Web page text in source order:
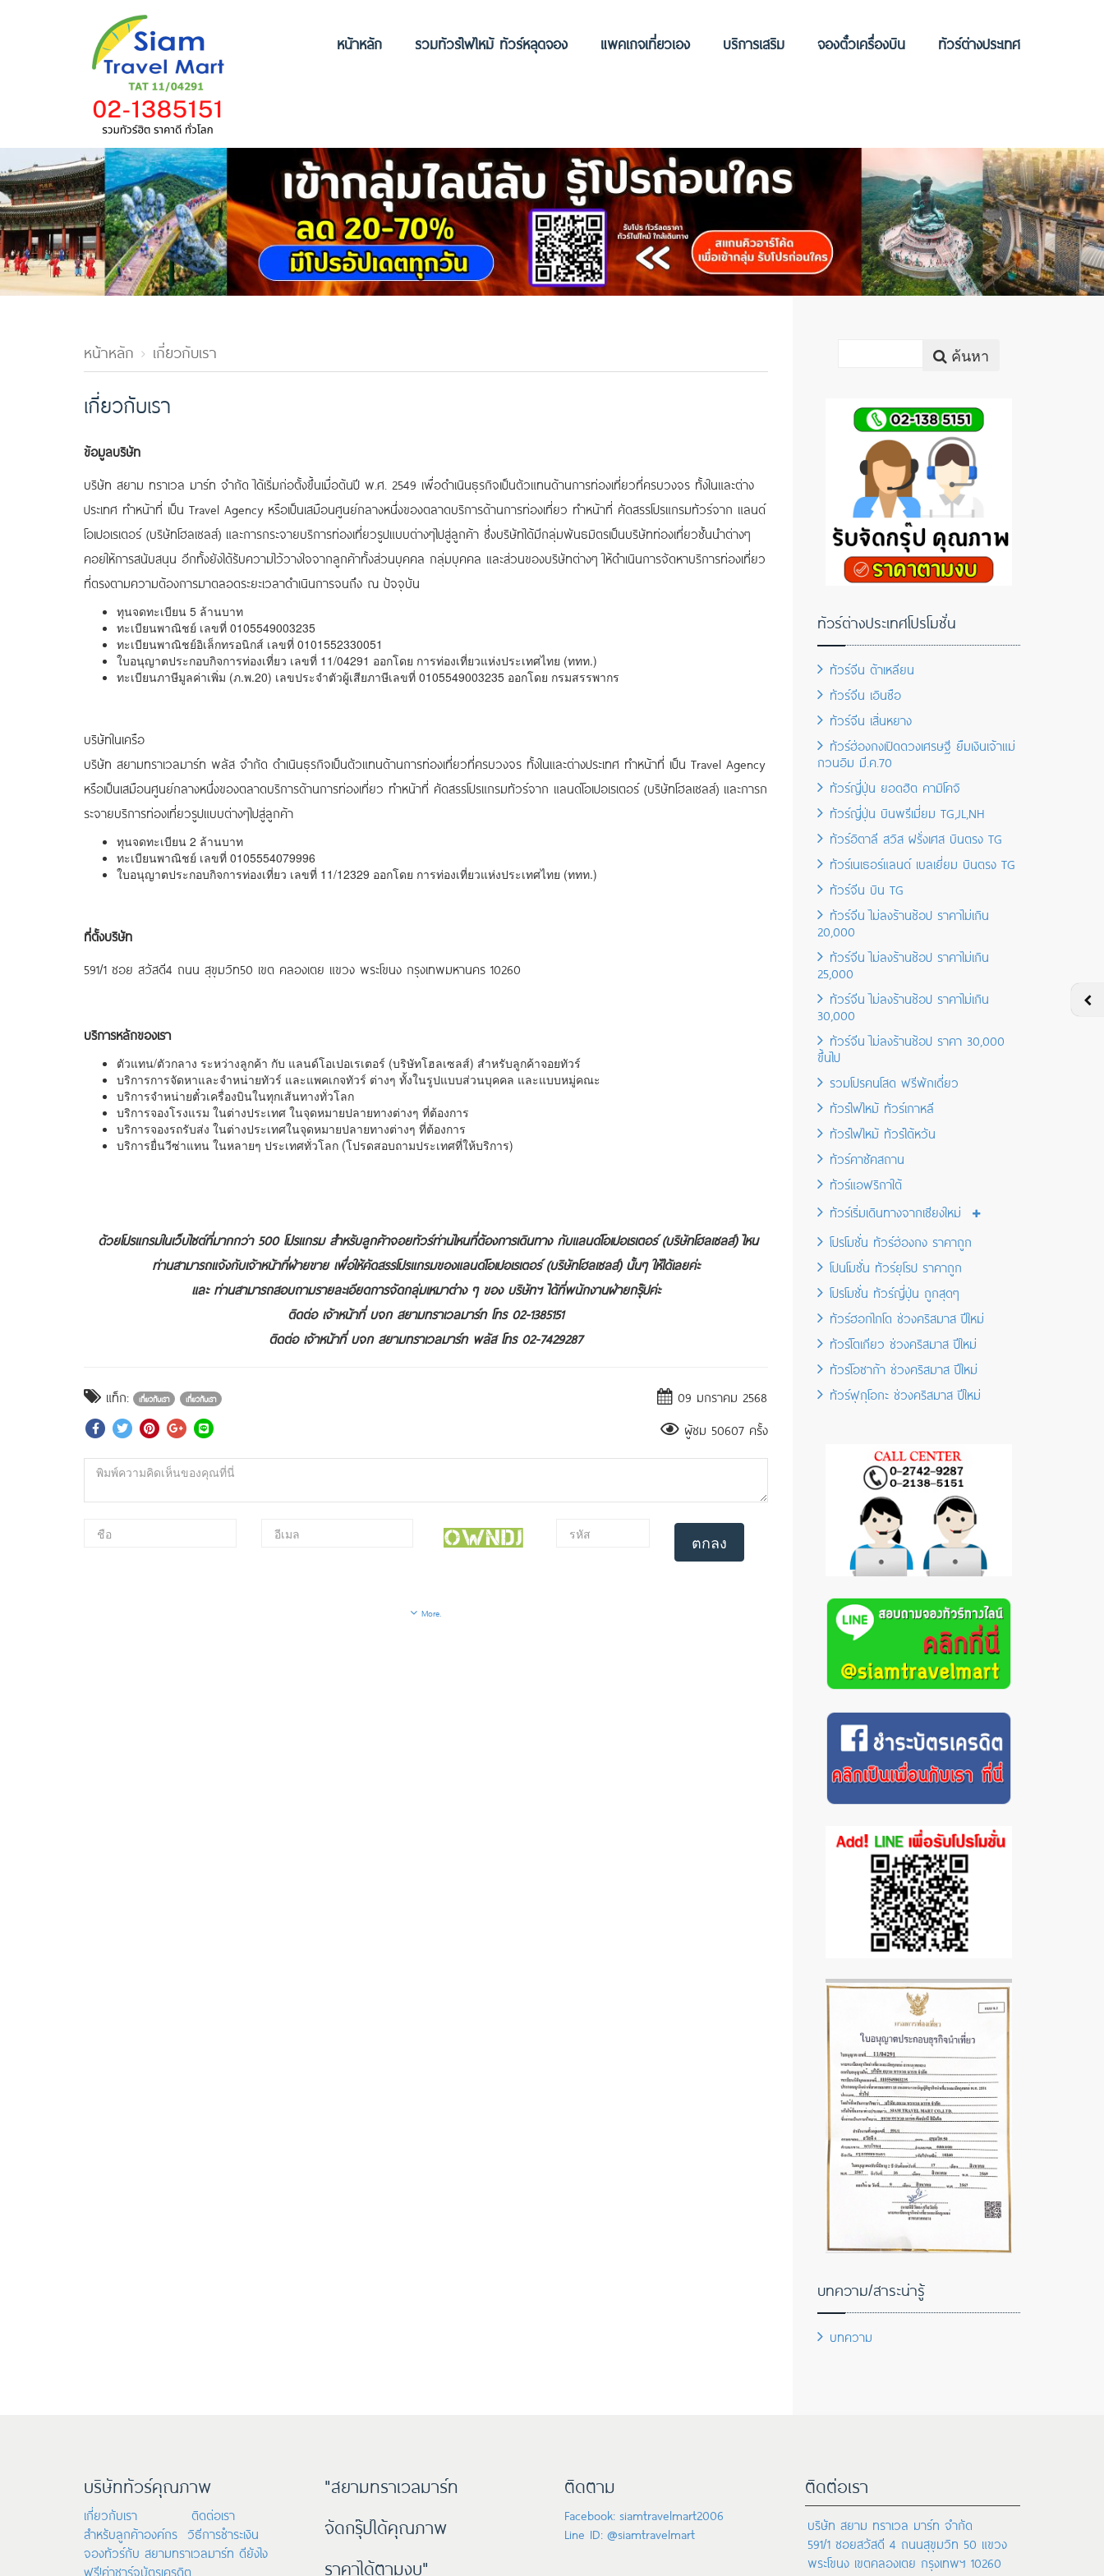
หน้าหลัก รวมทัวร์ไฟไหม้ ทัวร์หลุดจอง แพคเกจเที่ยวเอง บริการเสริม จองตั๋วเครื่องบิน ทัวร์ต่างประเทศ
หน้าหลัก เกี่ยวกับเรา
เกี่ยวกับเรา
ข้อมูลบริษัท
บริษัท สยาม ทราเวล มาร์ท จำกัด ได้เริ่มก่อตั้งขึ้นเมื่อต้นปี พ.ศ. 2549 เพื่อดำเนินธุรกิจเป็นตัวแทนด้านการท่องเที่ยวที่ครบวงจร ทั้งในและต่าง
ประเทศ ทำหน้าที่ เป็น Travel Agency หรือเป็นเสมือนศูนย์กลางหนึ่งของตลาดบริการด้านการท่องเที่ยว ทำหน้าที่ คัดสรรโปรแกรมทัวร์จาก แลนด์
โอเปอเรเตอร์ (บริษัทโฮลเซลส์) และการกระจายบริการท่องเที่ยวรูปแบบต่างๆไปสู่ลูกค้า ซึ่งบริษัทได้มีกลุ่มพันธมิตรเป็นบริษัทท่องเที่ยวชั้นนำต่างๆ
คอยให้การสนับสนุน อีกทั้งยังได้รับความไว้วางใจจากลูกค้าทั้งส่วนบุคคล กลุ่มบุคคล และส่วนของบริษัทต่างๆ ให้ดำเนินการจัดหาบริการท่องเที่ยว
ที่ตรงตามความต้องการมาตลอดระยะเวลาดำเนินการจนถึง ณ ปัจจุบัน
ทุนจดทะเบียน 5 ล้านบาท
ทะเบียนพาณิชย์ เลขที่ 0105549003235
ทะเบียนพาณิชย์อิเล็กทรอนิกส์ เลขที่ 0101552330051
ใบอนุญาตประกอบกิจการท่องเที่ยว เลขที่ 11/04291 ออกโดย การท่องเที่ยวแห่งประเทศไทย (ททท.)
ทะเบียนภาษีมูลค่าเพิ่ม (ภ.พ.20) เลขประจำตัวผู้เสียภาษีเลขที่ 0105549003235 ออกโดย กรมสรรพากร
บริษัทในเครือ
บริษัท สยามทราเวลมาร์ท พลัส จำกัด ดำเนินธุรกิจเป็นตัวแทนด้านการท่องเที่ยวที่ครบวงจร ทั้งในและต่างประเทศ ทำหน้าที่ เป็น Travel Agency
หรือเป็นเสมือนศูนย์กลางหนึ่งของตลาดบริการด้านการท่องเที่ยว ทำหน้าที่ คัดสรรโปรแกรมทัวร์จาก แลนด์โอเปอเรเตอร์ (บริษัทโฮลเซลส์) และการก
ระจายบริการท่องเที่ยวรูปแบบต่างๆไปสู่ลูกค้า
ทุนจดทะเบียน 2 ล้านบาท
ทะเบียนพาณิชย์ เลขที่ 0105554079996
ใบอนุญาตประกอบกิจการท่องเที่ยว เลขที่ 11/12329 ออกโดย การท่องเที่ยวแห่งประเทศไทย (ททท.)
ที่ตั้งบริษัท
591/1 ซอย สวัสดี4 ถนน สุขุมวิท50 เขต คลองเตย แขวง พระโขนง กรุงเทพมหานคร 10260
บริการหลักของเรา
ตัวแทน/ตัวกลาง ระหว่างลูกค้า กับ แลนด์โอเปอเรเตอร์ (บริษัทโฮลเซลส์) สำหรับลูกค้าจอยทัวร์
บริการการจัดหาและจำหน่ายทัวร์ และแพคเกจทัวร์ ต่างๆ ทั้งในรูปแบบส่วนบุคคล และแบบหมู่คณะ
บริการจำหน่ายตั๋วเครื่องบินในทุกเส้นทางทั่วโลก
บริการจองโรงแรม ในต่างประเทศ ในจุดหมายปลายทางต่างๆ ที่ต้องการ
บริการจองรถรับส่ง ในต่างประเทศในจุดหมายปลายทางต่างๆ ที่ต้องการ
บริการยื่นวีซ่าแทน ในหลายๆ ประเทศทั่วโลก (โปรดสอบถามประเทศที่ให้บริการ)
ด้วยโปรแกรมในเว็บไซต์ที่มากกว่า 500 โปรแกรม สำหรับลูกค้าจอยทัวร์ท่านไหนที่ต้องการเดินทาง กับแลนด์โอเปอเรเตอร์ (บริษัทโฮลเซลส์) ไหน
ท่านสามารถแจ้งกับเจ้าหน้าที่ฝ่ายขาย เพื่อให้คัดสรรโปรแกรมของแลนด์โอเปอเรเตอร์ (บริษัทโฮลเซลส์) นั้นๆ ให้ได้เลยค่ะ
และ ท่านสามารถสอบถามรายละเอียดการจัดกลุ่มเหมาต่่าง ๆ ของ บริษัทฯ ได้ที่พนักงานฝ่ายกรุ๊ปค่ะ
ติดต่อ เจ้าหน้าที่ บจก สยามทราเวลมาร์ท โทร 02-1385151
ติดต่อ เจ้าหน้าที่ บจก สยามทราเวลมาร์ท พลัส โทร 02-7429287
แท็ก: เกี่ยวกับเรา เกี่ยวกับเรา
09 มกราคม 2568
ผู้ชม 50607 ครั้ง
ตกลง
More.
ค้นหา
ทัวร์ต่างประเทศโปรโมชั่น
ทัวร์จีน ต้าเหลียน
ทัวร์จีน เอินซือ
ทัวร์จีน เสิ่นหยาง
ทัวร์ฮ่องกงเปิดดวงเศรษฐี ยืมเงินเจ้าแม่
กวนอิม มี.ค.70
ทัวร์ญี่ปุ่น ยอดฮิต คามิโคจิ
ทัวร์ญี่ปุ่น บินพรีเมี่ยม TG,JL,NH
ทัวร์อิตาลี สวิส ฝรั่งเศส บินตรง TG
ทัวร์เนเธอร์แลนด์ เบลเยี่ยม บินตรง TG
ทัวร์จีน บิน TG
ทัวร์จีน ไม่ลงร้านช้อป ราคาไม่เกิน
20,000
ทัวร์จีน ไม่ลงร้านช้อป ราคาไม่เกิน
25,000
ทัวร์จีน ไม่ลงร้านช้อป ราคาไม่เกิน
30,000
ทัวร์จีน ไม่ลงร้านช้อป ราคา 30,000
ขึ้นไป
รวมโปรคนโสด ฟรีพักเดี่ยว
ทัวร์ไฟไหม้ ทัวร์เกาหลี
ทัวร์ไฟไหม้ ทัวร์ไต้หวัน
ทัวร์คาซัคสถาน
ทัวร์แอฟริกาใต้
ทัวร์เริ่มเดินทางจากเชียงใหม่
โปรโมชั่น ทัวร์ฮ่องกง ราคาถูก
โปนโมชั่น ทัวร์ยุโรป ราคาถูก
โปรโมชั่น ทัวร์ญี่ปุ่น ถูกสุดๆ
ทัวร์ฮอกไกโด ช่วงคริสมาส ปีใหม่
ทัวร์โตเกียว ช่วงคริสมาส ปีใหม่
ทัวร์โอซาก้า ช่วงคริสมาส ปีใหม่
ทัวร์ฟุกุโอกะ ช่วงคริสมาส ปีใหม่
บทความ/สาระน่ารู้
บทความ
บริษัททัวร์คุณภาพ
เกี่ยวกับเรา
ติดต่อเรา
สำหรับลูกค้าองค์กร วิธีการชำระเงิน
จองทัวร์กับ สยามทราเวลมาร์ท ดียังไง
ฟรี!ค่าชาร์จบัตรเครดิต
"สยามทราเวลมาร์ท
จัดกรุ๊ปได้คุณภาพ
ราคาได้ตามงบ"
ติดตาม
Facebook: siamtravelmart2006
Line ID: @siamtravelmart
ติดต่อเรา
บริษัท สยาม ทราเวล มาร์ท จำกัด
591/1 ซอยสวัสดี 4 ถนนสุขุมวิท 50 แขวง
พระโขนง เขตคลองเตย กรุงเทพฯ 10260